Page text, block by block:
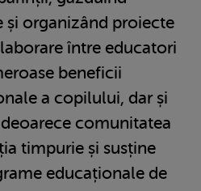
și organizând proiecte
între educatori
beneficii
a copilului, dar și
comunitatea
timpurie și susține
educaționale de